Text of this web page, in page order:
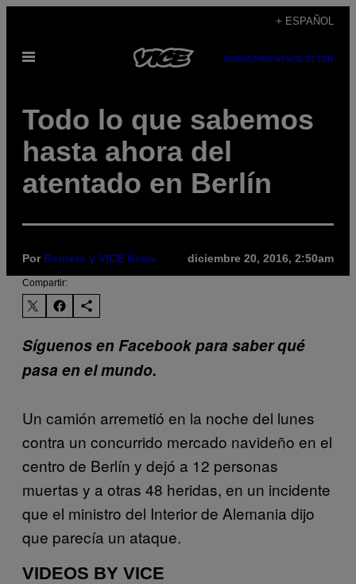
contenido
+ ESPAÑOL
Abrir
SUBSCRIBENEWSLETTER
Todo lo que sabemos
hasta ahora del
atentado en Berlín
Por Reuters y VICE News diciembre 20, 2016, 2:50am
Compartir:
Síguenos en Facebook para saber qué
pasa en el mundo.
Un camión arremetió en la noche del lunes
contra un concurrido mercado navideño en el
centro de Berlín y dejó a 12 personas
muertas y a otras 48 heridas, en un incidente
que el ministro del Interior de Alemania dijo
que parecía un ataque.
VIDEOS BY VICE